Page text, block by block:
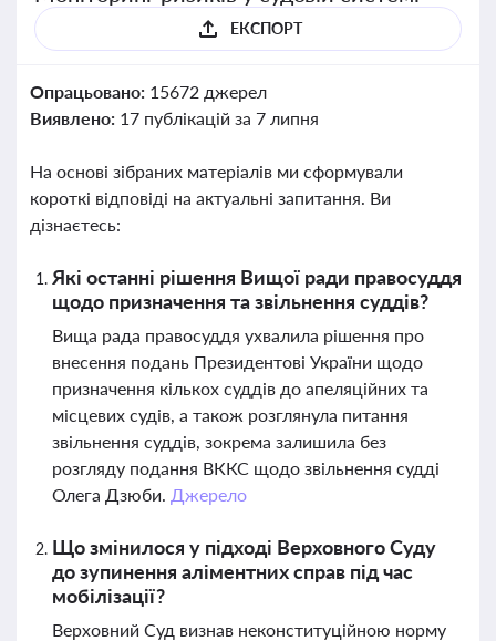
ЕКСПОРТ
Опрацьовано: 15672 джерел
Виявлено: 17 публікацій за 7 липня
На основі зібраних матеріалів ми сформували
короткі відповіді на актуальні запитання. Ви
дізнаєтесь:
Які останні рішення Вищої ради правосуддя
щодо призначення та звільнення суддів?
Вища рада правосуддя ухвалила рішення про
внесення подань Президентові України щодо
призначення кількох суддів до апеляційних та
місцевих судів, а також розглянула питання
звільнення суддів, зокрема залишила без
розгляду подання ВККС щодо звільнення судді
Олега Дзюби. Джерело
Що змінилося у підході Верховного Суду
до зупинення аліментних справ під час
мобілізації?
Верховний Суд визнав неконституційною норму